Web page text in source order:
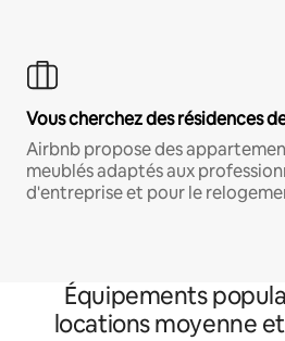
Vous cherchez des résidences
Airbnb propose des
meublés adaptés aux
d'entreprise et pour le
Équipements
locations moyenne